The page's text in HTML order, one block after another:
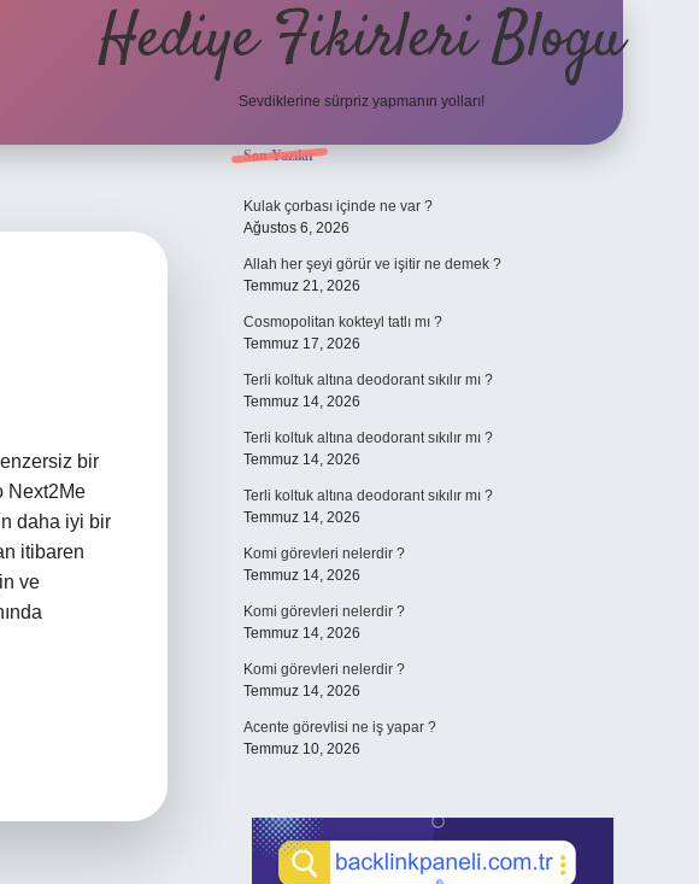
Hediye Fikirleri Blogu
Sevdiklerine sürpriz yapmanın yolları!
bir
Next2Me
daha iyi bir
itibaren
ve
Sidebar
Son Yazılar
Kulak çorbası içinde ne var ?
Ağustos 6, 2026
Allah her şeyi görür ve işitir ne demek ?
Temmuz 21, 2026
Cosmopolitan kokteyl tatlı mı ?
Temmuz 17, 2026
Terli koltuk altına deodorant sıkılır mı ?
Temmuz 14, 2026
Terli koltuk altına deodorant sıkılır mı ?
Temmuz 14, 2026
Terli koltuk altına deodorant sıkılır mı ?
Temmuz 14, 2026
Komi görevleri nelerdir ?
Temmuz 14, 2026
Komi görevleri nelerdir ?
Temmuz 14, 2026
Komi görevleri nelerdir ?
Temmuz 14, 2026
Acente görevlisi ne iş yapar ?
Temmuz 10, 2026